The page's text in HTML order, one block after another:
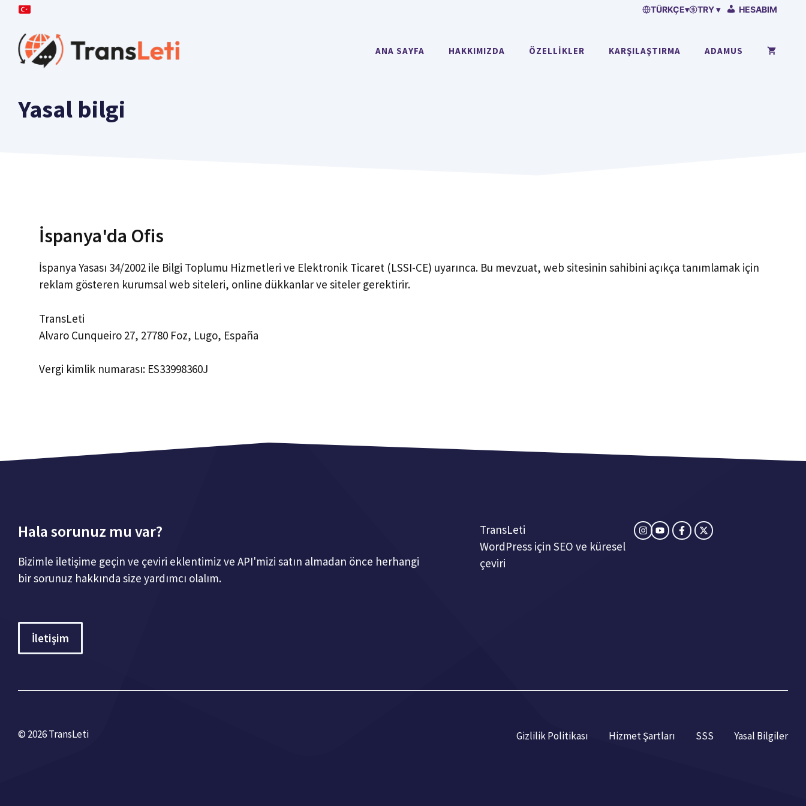
İçeriğe
TÜRKÇE▾ TRY ▾ HESABIM
ANA SAYFA HAKKIMIZDA ÖZELLIKLER KARŞILAŞTIRMA ADAMUS
Yasal bilgi
İspanya'da Ofis
İspanya Yasası 34/2002 ile Bilgi Toplumu Hizmetleri ve Elektronik Ticaret (LSSI-CE) uyarınca. Bu mevzuat, web sitesinin sahibini açıkça tanımlamak için
reklam gösteren kurumsal web siteleri, online dükkanlar ve siteler gerektirir.
TransLeti
Alvaro Cunqueiro 27, 27780 Foz, Lugo, España
Vergi kimlik numarası: ES33998360J
Hala sorunuz mu var?
Bizimle iletişime geçin ve çeviri eklentimiz ve API'mizi satın almadan önce herhangi
bir sorunuz hakkında size yardımcı olalım.
İletişim
TransLeti
WordPress için SEO ve küresel
çeviri
© 2026 TransLeti Gizlilik Politikası Hizmet Şartları SSS Yasal Bilgiler